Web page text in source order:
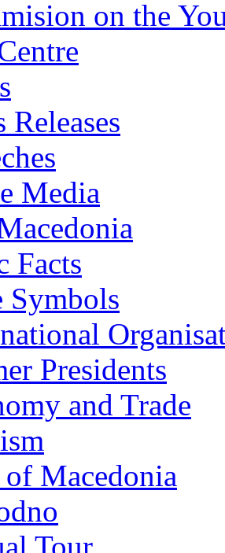
on the
Releases
Media
Facts
Symbols
Presidents
and Trade
Macedonia